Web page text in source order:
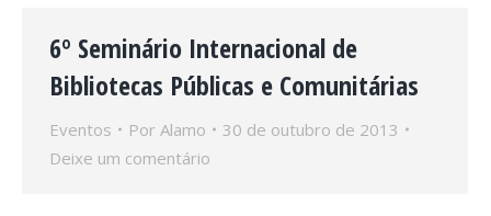
6º Seminário Internacional de
Bibliotecas Públicas e Comunitárias
Eventos Por Alamo
30 de outubro de 2013
Deixe um comentário